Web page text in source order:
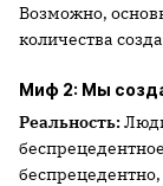
Возможно,
количества
Миф 2: Мы
Реальность:
беспрецедентно,